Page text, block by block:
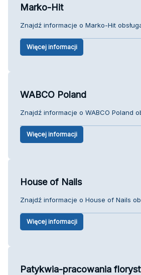
Marko-Hit
Znajdź informacje o Marko-Hit
Więcej informacji
WABCO Poland
Znajdź informacje o WABCO Poland
Więcej informacji
House of Nails
Znajdź informacje o House of Nails
Więcej informacji
Patykwia-pracowania